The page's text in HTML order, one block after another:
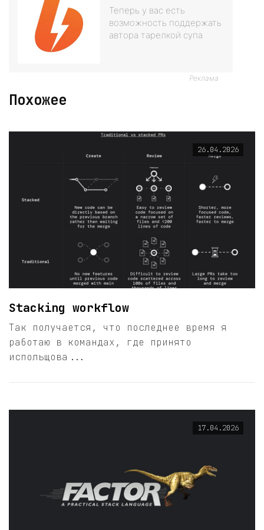
Теперь у вас есть
возможность поддержать
автора тарелкой супа
Реклама
Похожее
26.04.2026
Stacking workflow
Так получается, что последнее время я
работаю в командах, где принято
испольщова...
17.04.2026